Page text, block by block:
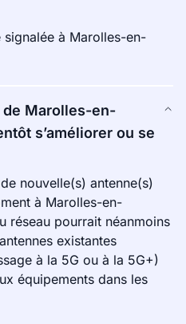
signalée à Marolles-en-
Marolles-en-
s’améliorer ou se
nouvelle(s) antenne(s)
à Marolles-en-
réseau pourrait néanmoins
existantes
à la 5G ou à la 5G+)
équipements dans les